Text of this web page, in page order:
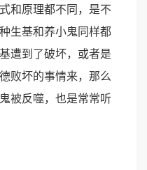
和原理都不同，是不
生基和养小鬼同样都
遭到了破坏，或者是
败坏的事情来，那么
被反噬，也是常常听